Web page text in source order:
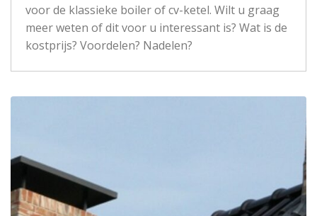
voor de klassieke boiler of cv-ketel. Wilt u graag
meer weten of dit voor u interessant is? Wat is de
kostprijs? Voordelen? Nadelen?